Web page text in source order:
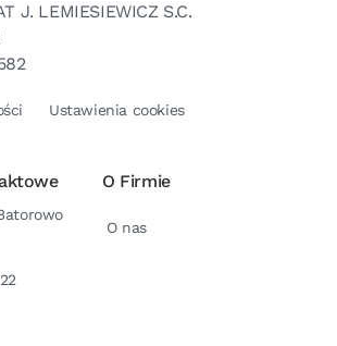
J. LEMIESIEWICZ S.C.
Ustawienia cookies
O Firmie
O nas